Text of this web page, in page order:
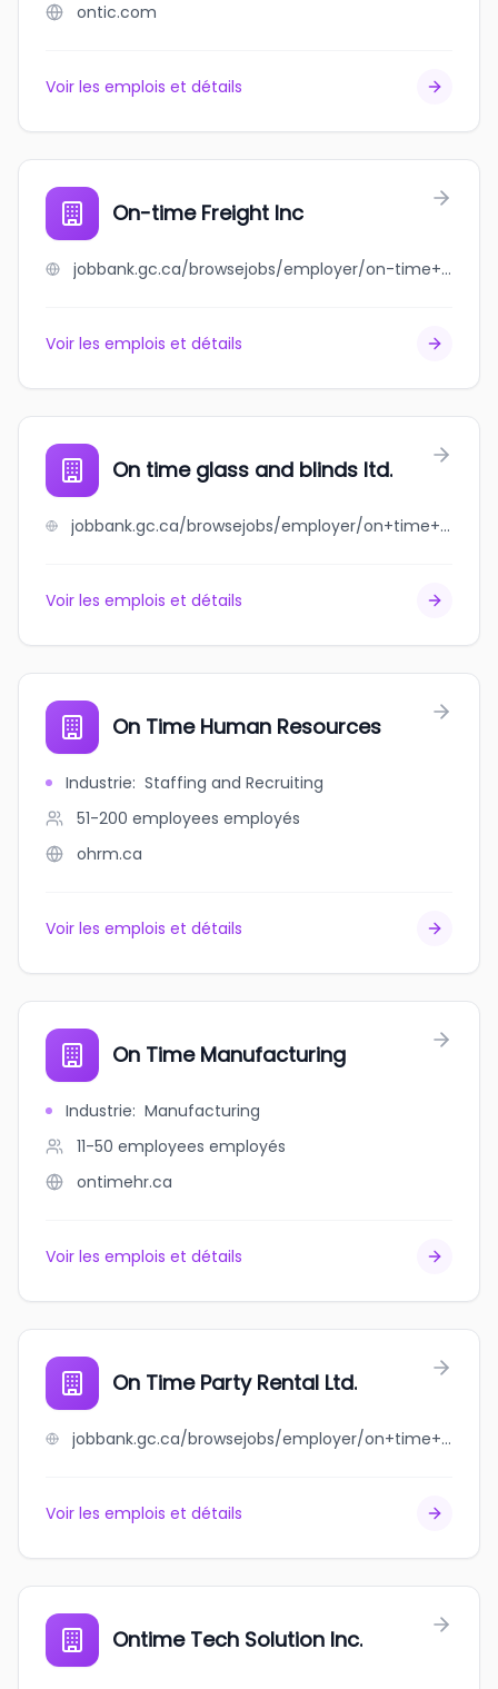
ontic.com
Voir les emplois et détails
On-time Freight Inc
jobbank.gc.ca/browsejobs/employer/on-time+freight+inc/ca
Voir les emplois et détails
On time glass and blinds ltd.
jobbank.gc.ca/browsejobs/employer/on+time+glass+and+blinds+ltd./ca
Voir les emplois et détails
On Time Human Resources
Industrie: Staffing and Recruiting
51-200 employees employés
ohrm.ca
Voir les emplois et détails
On Time Manufacturing
Industrie: Manufacturing
11-50 employees employés
ontimehr.ca
Voir les emplois et détails
On Time Party Rental Ltd.
jobbank.gc.ca/browsejobs/employer/on+time+party+rental+ltd./ca
Voir les emplois et détails
Ontime Tech Solution Inc.